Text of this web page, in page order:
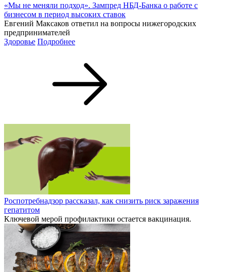
«Мы не меняли подход». Зампред НБД-Банка о работе с
бизнесом в период высоких ставок
Евгений Максаков ответил на вопросы нижегородских
предпринимателей
Здоровье Подробнее
Роспотребнадзор рассказал, как снизить риск заражения
гепатитом
Ключевой мерой профилактики остается вакцинация.